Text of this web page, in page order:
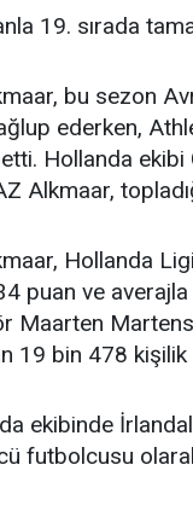
19. sırada
bu sezon
ederken,
Hollanda
Alkmaar,
Hollanda
puan ve
Maarten Martens
19 bin 478
ekibinde
futbolcusu